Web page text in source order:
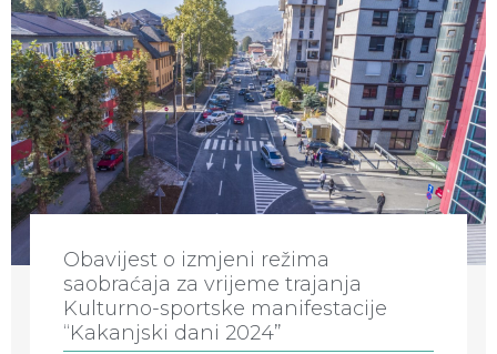
Obavijest o izmjeni režima
saobraćaja za vrijeme trajanja
Kulturno-sportske manifestacije
“Kakanjski dani 2024”